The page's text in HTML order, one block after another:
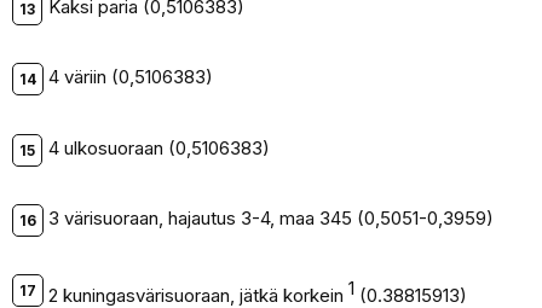
Kaksi paria (0,5106383)
4 väriin (0,5106383)
4 ulkosuoraan (0,5106383)
3 värisuoraan, hajautus 3-4, maa 345 (0,5051-0,3959)
2 kuningasvärisuoraan, jätkä korkein 1 (0.38815913)